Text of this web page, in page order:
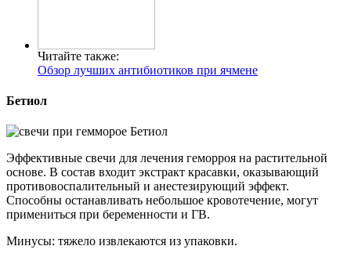
Читайте также:
Обзор лучших антибиотиков при ячмене
Бетиол
Эффективные свечи для лечения геморроя на растительной
основе. В состав входит экстракт красавки, оказывающий
противовоспалительный и анестезирующий эффект.
Способны останавливать небольшое кровотечение, могут
примениться при беременности и ГВ.
Минусы: тяжело извлекаются из упаковки.